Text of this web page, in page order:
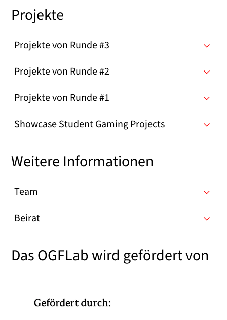
Projekte
Projekte von Runde #3
Projekte von Runde #2
Projekte von Runde #1
Showcase Student Gaming Projects
Weitere Informationen
Team
Beirat
Das OGFLab wird gefördert von